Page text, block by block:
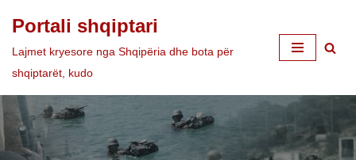
Skip
to
Portali shqiptari
Lajmet kryesore nga Shqipëria dhe bota për
shqiptarët, kudo